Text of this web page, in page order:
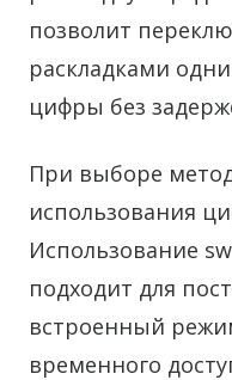
позволит
раскладками
цифры без
При выборе
использования
Использование
подходит для
встроенный
временного